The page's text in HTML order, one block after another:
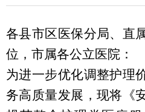
各县市区医保分局、直
位，市属各公立医院：
为进一步优化调整护理
务高质量发展，现将《